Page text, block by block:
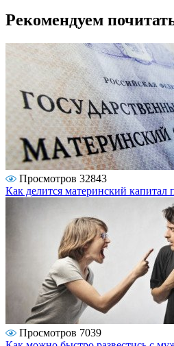
Рекомендуем
Просмотров 32843
Как делится материнский капитал
Просмотров 7039